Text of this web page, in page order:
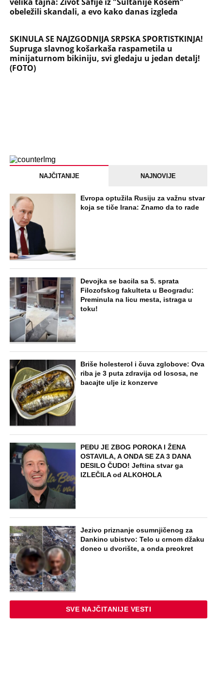
obeležili skandali, a evo kako danas izgleda
SKINULA SE NAJZGODNIJA SRPSKA SPORTISTKINJA!
Supruga slavnog košarkaša raspametila u
minijaturnom bikiniju, svi gledaju u jedan detalj!
(FOTO)
NAJČITANIJE NAJNOVIJE
Evropa optužila Rusiju za važnu stvar
koja se tiče Irana: Znamo da to rade
Devojka se bacila sa 5. sprata
Filozofskog fakulteta u Beogradu:
Preminula na licu mesta, istraga u
toku!
Briše holesterol i čuva zglobove: Ova
riba je 3 puta zdravija od lososa, ne
bacajte ulje iz konzerve
PEĐU JE ZBOG POROKA I ŽENA
OSTAVILA, A ONDA SE ZA 3 DANA
DESILO ČUDO! Jeftina stvar ga
IZLEČILA od ALKOHOLA
Jezivo priznanje osumnjičenog za
Dankino ubistvo: Telo u crnom džaku
doneo u dvorište, a onda preokret
SVE NAJČITANIJE VESTI